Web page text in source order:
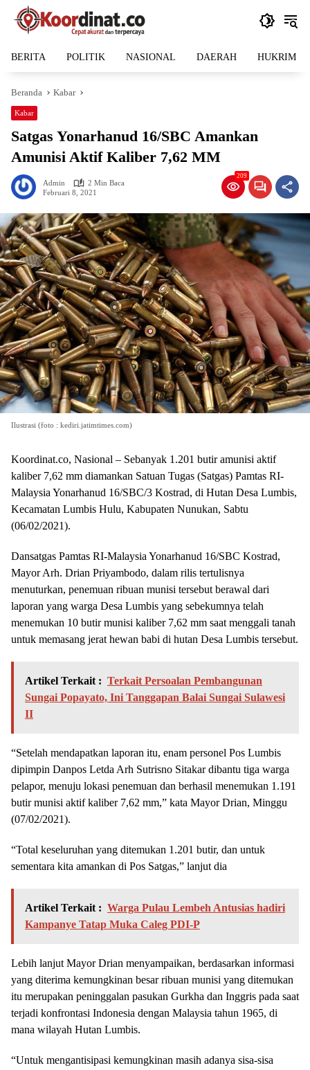
Langsung
BERITA POLITIK NASIONAL DAERAH HUKRIM
Beranda Kabar
Kabar
Satgas Yonarhanud 16/SBC Amankan
Amunisi Aktif Kaliber 7,62 MM
Admin
2 Min Baca
Februari 8, 2021
209
Ilustrasi (foto : kediri.jatimtimes.com)
Koordinat.co, Nasional – Sebanyak 1.201 butir amunisi aktif
kaliber 7,62 mm diamankan Satuan Tugas (Satgas) Pamtas RI-
Malaysia Yonarhanud 16/SBC/3 Kostrad, di Hutan Desa Lumbis,
Kecamatan Lumbis Hulu, Kabupaten Nunukan, Sabtu
(06/02/2021).
Dansatgas Pamtas RI-Malaysia Yonarhanud 16/SBC Kostrad,
Mayor Arh. Drian Priyambodo, dalam rilis tertulisnya
menuturkan, penemuan ribuan munisi tersebut berawal dari
laporan yang warga Desa Lumbis yang sebekumnya telah
menemukan 10 butir munisi kaliber 7,62 mm saat menggali tanah
untuk memasang jerat hewan babi di hutan Desa Lumbis tersebut.
Artikel Terkait : Terkait Persoalan Pembangunan
Sungai Popayato, Ini Tanggapan Balai Sungai Sulawesi
II
“Setelah mendapatkan laporan itu, enam personel Pos Lumbis
dipimpin Danpos Letda Arh Sutrisno Sitakar dibantu tiga warga
pelapor, menuju lokasi penemuan dan berhasil menemukan 1.191
butir munisi aktif kaliber 7,62 mm,” kata Mayor Drian, Minggu
(07/02/2021).
“Total keseluruhan yang ditemukan 1.201 butir, dan untuk
sementara kita amankan di Pos Satgas,” lanjut dia
Artikel Terkait : Warga Pulau Lembeh Antusias hadiri
Kampanye Tatap Muka Caleg PDI-P
Lebih lanjut Mayor Drian menyampaikan, berdasarkan informasi
yang diterima kemungkinan besar ribuan munisi yang ditemukan
itu merupakan peninggalan pasukan Gurkha dan Inggris pada saat
terjadi konfrontasi Indonesia dengan Malaysia tahun 1965, di
mana wilayah Hutan Lumbis.
“Untuk mengantisipasi kemungkinan masih adanya sisa-sisa